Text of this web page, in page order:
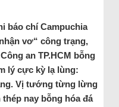
báo chí Campuchia
vơ“ công trạng,
an TP.HCM bỗng
lý cực kỳ lạ lùng:
Vị tướng từng lừng
nay bỗng hóa đá